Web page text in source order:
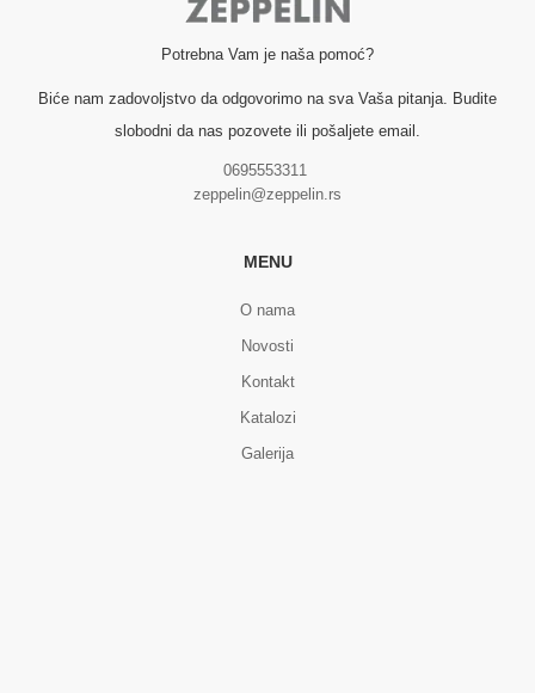
Potrebna Vam je naša pomoć?
Biće nam zadovoljstvo da odgovorimo na sva Vaša pitanja. Budite
slobodni da nas pozovete ili pošaljete email.
0695553311
zeppelin@zeppelin.rs
MENU
O nama
Novosti
Kontakt
Katalozi
Galerija